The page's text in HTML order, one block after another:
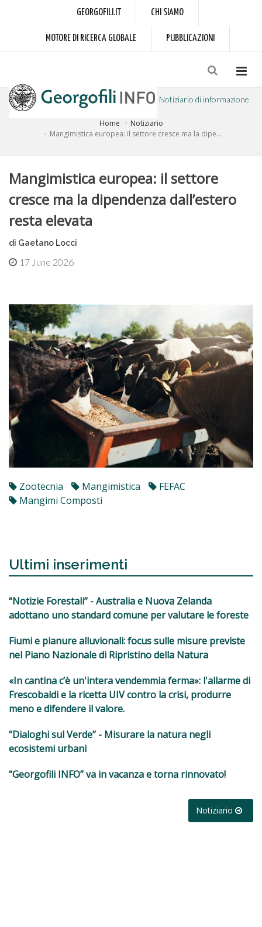
GEORGOFILI.IT CHI SIAMO
MOTORE DI RICERCA GLOBALE PUBBLICAZIONI
Notiziario di informazione
a cura dell'Accademia dei Georgofili
Home
Notiziario
Mangimistica europea: il settore cresce ma la dipe...
Mangimistica europea: il settore
cresce ma la dipendenza dall’estero
resta elevata
di Gaetano Locci
17 June 2026
Zootecnia Mangimistica
FEFAC
Mangimi Composti
Ultimi inserimenti
“Notizie Forestali” - Australia e Nuova Zelanda
adottano uno standard comune per valutare le foreste
Fiumi e pianure alluvionali: focus sulle misure previste
nel Piano Nazionale di Ripristino della Natura
«In cantina c’è un'intera vendemmia ferma»: l'allarme di
Frescobaldi e la ricetta UIV contro la crisi, produrre
meno e difendere il valore.
“Dialoghi sul Verde” - Misurare la natura negli
ecosistemi urbani
“Georgofili INFO” va in vacanza e torna rinnovato!
Notiziario